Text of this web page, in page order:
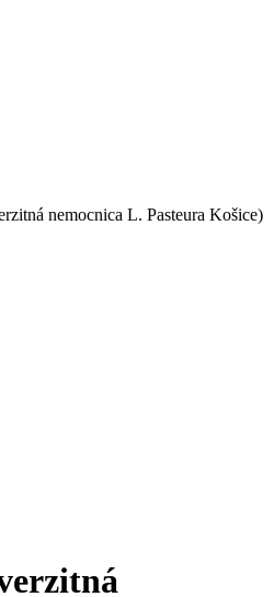
nemocnica L. Pasteura Košice)